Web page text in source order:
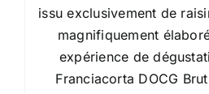
issu exclusivement de
magnifiquement
expérience de
Franciacorta DOCG